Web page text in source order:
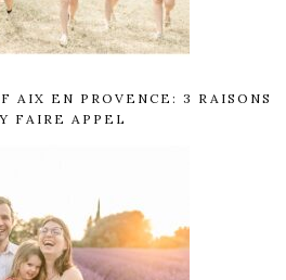
AIX EN PROVENCE: 3 RAISONS
FAIRE APPEL